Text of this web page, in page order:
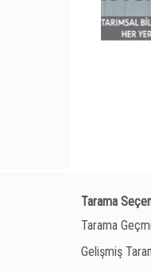
Tarama
Tarama
Gelişmiş